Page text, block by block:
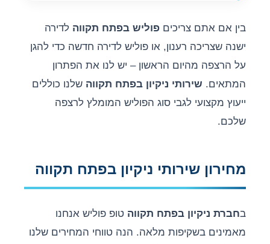
בין אם אתם צריכים פוליש בפתח תקווה לדירה
ישנה שצריכה רענון, או פוליש לדירה חדשה כדי להגן
על הרצפה מהיום הראשון – יש לנו את הפתרון
המתאים. שירותי ניקיון בפתח תקווה שלנו כוללים
ייעוץ מקצועי לגבי סוג הפוליש המומלץ לרצפה
שלכם.
מחירון שירותי ניקיון בפתח תקווה
בחברת ניקיון בפתח תקווה טופ פוליש אנחנו
מאמינים בשקיפות מלאה. הנה טווחי המחירים שלנו